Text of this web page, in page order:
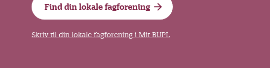
Find din lokale fagforening
Skriv til din lokale fagforening i Mit BUPL